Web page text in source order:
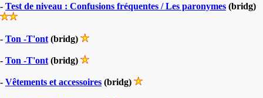
- Test de niveau : Confusions fréquentes / Les paronymes (bridg)
- Ton -T'ont (bridg)
- Ton -T'ont (bridg)
- Vêtements et accessoires (bridg)